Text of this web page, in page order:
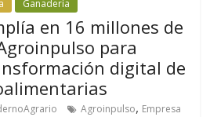
Ganadería
en 16 millones de
para
digital de
Agroinpulso, Empresa